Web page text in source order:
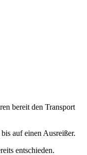
bereit den Transport
auf einen Ausreißer.
entschieden.